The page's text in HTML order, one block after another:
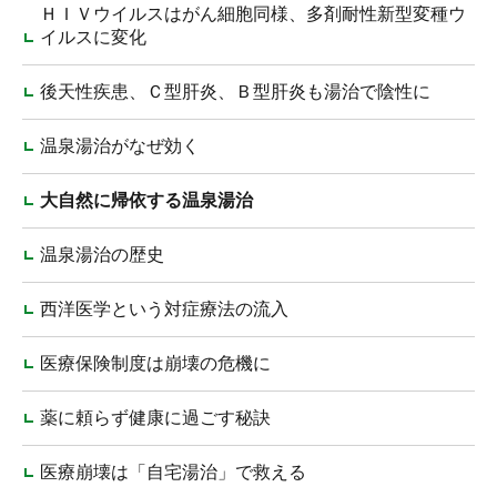
ＨＩＶウイルスはがん細胞同様、多剤耐性新型変種ウ
イルスに変化
後天性疾患、Ｃ型肝炎、Ｂ型肝炎も湯治で陰性に
温泉湯治がなぜ効く
大自然に帰依する温泉湯治
温泉湯治の歴史
西洋医学という対症療法の流入
医療保険制度は崩壊の危機に
薬に頼らず健康に過ごす秘訣
医療崩壊は「自宅湯治」で救える